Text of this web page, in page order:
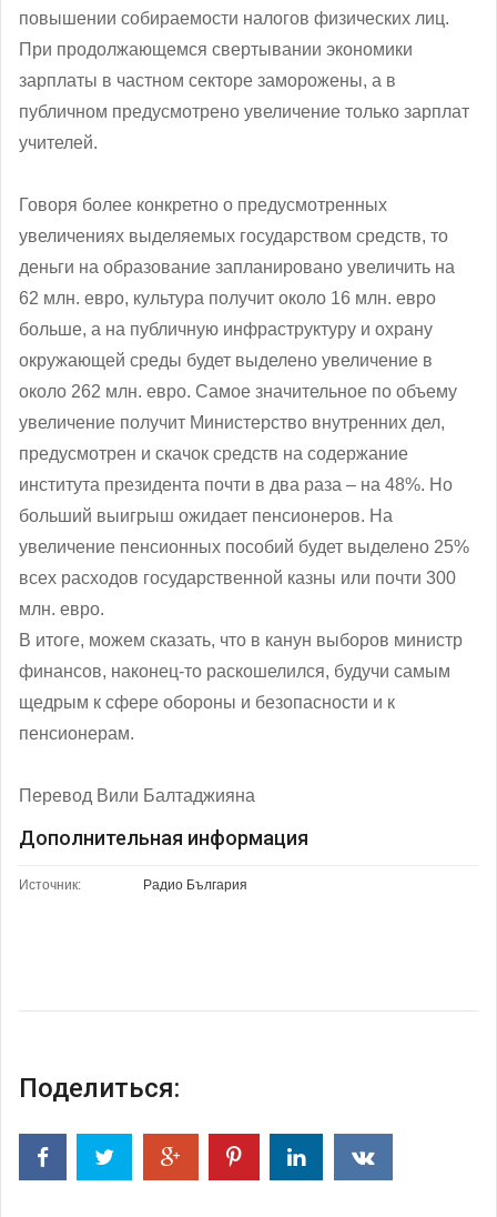
повышении собираемости налогов физических лиц.
При продолжающемся свертывании экономики
зарплаты в частном секторе заморожены, а в
публичном предусмотрено увеличение только зарплат
учителей.
Говоря более конкретно о предусмотренных
увеличениях выделяемых государством средств, то
деньги на образование запланировано увеличить на
62 млн. евро, культура получит около 16 млн. евро
больше, а на публичную инфраструктуру и охрану
окружающей среды будет выделено увеличение в
около 262 млн. евро. Самое значительное по объему
увеличение получит Министерство внутренних дел,
предусмотрен и скачок средств на содержание
института президента почти в два раза – на 48%. Но
больший выигрыш ожидает пенсионеров. На
увеличение пенсионных пособий будет выделено 25%
всех расходов государственной казны или почти 300
млн. евро.
В итоге, можем сказать, что в канун выборов министр
финансов, наконец-то раскошелился, будучи самым
щедрым к сфере обороны и безопасности и к
пенсионерам.
Перевод Вили Балтаджияна
Дополнительная информация
Источник: Радио България
Поделиться: